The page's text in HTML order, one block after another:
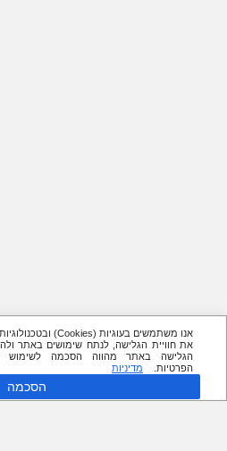
את חוויית הגלישה, לנתח שימושים באתר
הגלישה באתר מהווה הסכמה לשימוש
הפרטיות.
מדיניות
הסכמה